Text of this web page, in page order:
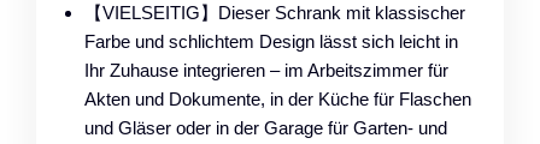
【VIELSEITIG】Dieser Schrank mit klassischer
Farbe und schlichtem Design lässt sich leicht in
Ihr Zuhause integrieren – im Arbeitszimmer für
Akten und Dokumente, in der Küche für Flaschen
und Gläser oder in der Garage für Garten- und